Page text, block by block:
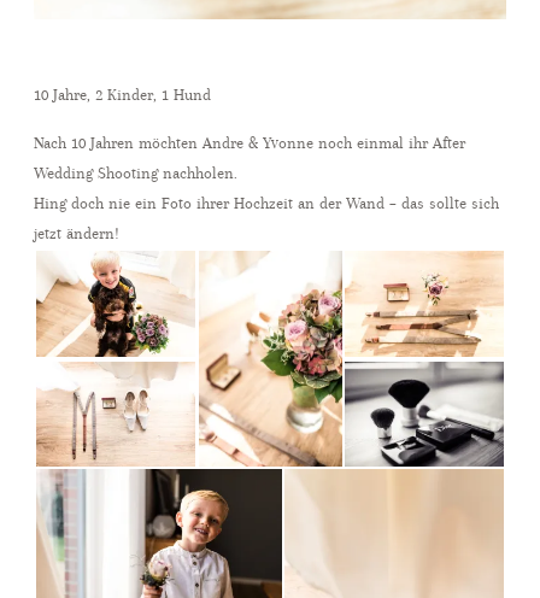
10 Jahre, 2 Kinder, 1 Hund
Nach 10 Jahren möchten Andre & Yvonne noch einmal ihr After
Wedding Shooting nachholen.
Hing doch nie ein Foto ihrer Hochzeit an der Wand – das sollte sich
jetzt ändern!